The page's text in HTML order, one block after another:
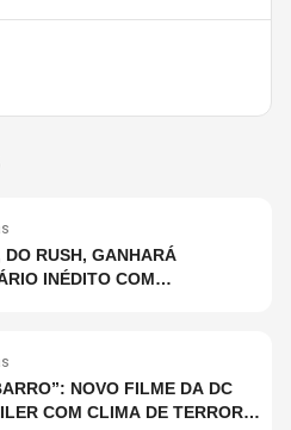
DO RUSH, GANHARÁ
INÉDITO COM
NOVO FILME DA DC
COM CLIMA DE TERROR;